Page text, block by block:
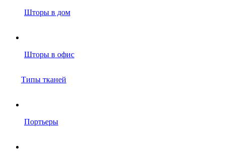
Шторы в дом
Шторы в офис
Типы тканей
Портьеры